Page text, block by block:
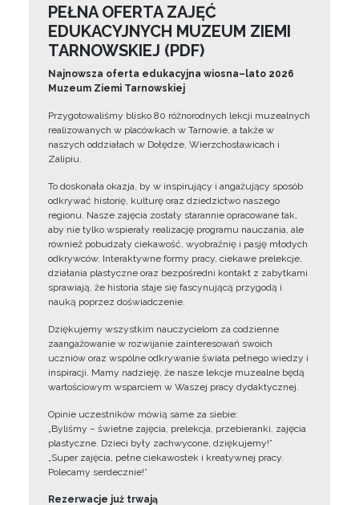
PEŁNA OFERTA ZAJĘĆ
EDUKACYJNYCH MUZEUM ZIEMI
TARNOWSKIEJ (PDF)
Najnowsza oferta edukacyjna wiosna–lato 2026
Muzeum Ziemi Tarnowskiej
Przygotowaliśmy blisko 80 różnorodnych lekcji muzealnych
realizowanych w placówkach w Tarnowie, a także w
naszych oddziałach w Dołędze, Wierzchosławicach i
Zalipiu.
To doskonała okazja, by w inspirujący i angażujący sposób
odkrywać historię, kulturę oraz dziedzictwo naszego
regionu. Nasze zajęcia zostały starannie opracowane tak,
aby nie tylko wspierały realizację programu nauczania, ale
również pobudzały ciekawość, wyobraźnię i pasję młodych
odkrywców. Interaktywne formy pracy, ciekawe prelekcje,
działania plastyczne oraz bezpośredni kontakt z zabytkami
sprawiają, że historia staje się fascynującą przygodą i
nauką poprzez doświadczenie.
Dziękujemy wszystkim nauczycielom za codzienne
zaangażowanie w rozwijanie zainteresowań swoich
uczniów oraz wspólne odkrywanie świata pełnego wiedzy i
inspiracji. Mamy nadzieję, że nasze lekcje muzealne będą
wartościowym wsparciem w Waszej pracy dydaktycznej.
Opinie uczestników mówią same za siebie:
„Byliśmy – świetne zajęcia, prelekcja, przebieranki, zajęcia
plastyczne. Dzieci były zachwycone, dziękujemy!”
„Super zajęcia, pełne ciekawostek i kreatywnej pracy.
Polecamy serdecznie!”
Rezerwacje już trwają